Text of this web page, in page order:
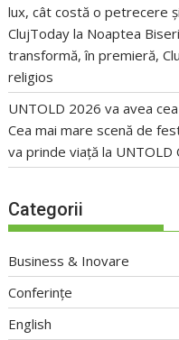
lux, cât costă o petrecere
ClujToday la Noaptea
transformă, în premieră,
religios
UNTOLD 2026 va avea
Cea mai mare scenă de
va prinde viață la UNTOLD
Categorii
Business & Inovare
Conferințe
English